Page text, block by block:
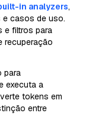
in analyzers,
e casos de uso.
e filtros para
recuperação
para
executa a
tokens em
entre